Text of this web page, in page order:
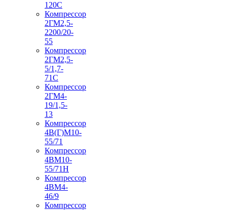
120С
Компрессор
2ГМ2,5-
2200/20-
55
Компрессор
2ГМ2,5-
5/1,7-
71С
Компрессор
2ГМ4-
19/1,5-
13
Компрессор
4В(Г)М10-
55/71
Компрессор
4ВМ10-
55/71Н
Компрессор
4ВМ4-
46/9
Компрессор